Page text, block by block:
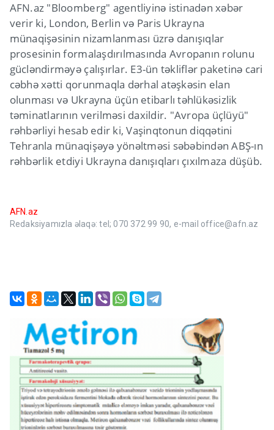
AFN.az "Bloomberg" agentliyinə istinadən xəbər
verir ki, London, Berlin və Paris Ukrayna
münaqişəsinin nizamlanması üzrə danışıqlar
prosesinin formalaşdırılmasında Avropanın rolunu
gücləndirməyə çalışırlar. E3-ün təkliflər paketinə cari
cəbhə xətti qorunmaqla dərhal atəşkəsin elan
olunması və Ukrayna üçün etibarlı təhlükəsizlik
təminatlarının verilməsi daxildir. "Avropa üçlüyü"
rəhbərliyi hesab edir ki, Vaşinqtonun diqqətini
Tehranla münaqişəyə yönəltməsi səbəbindən ABŞ-ın
rəhbərlik etdiyi Ukrayna danışıqları çıxılmaza düşüb.
AFN.az
Redaksiyamızla əlaqə: tel; 070 372 99 90, e-mail office@afn.az